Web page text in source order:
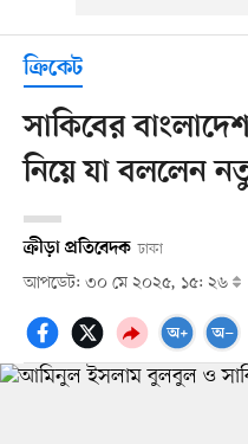
ক্রিকেট
সাকিবের
নিয়ে যা বললেন
ক্রীড়া প্রতিবেদক ঢাকা
আপডেট: ৩০ মে ২০২৫, ১৫: ২৬